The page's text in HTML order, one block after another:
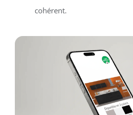
cohérent.